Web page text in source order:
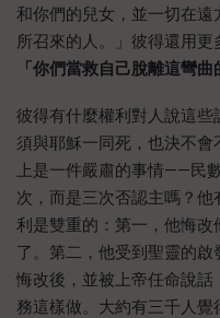
和你們的兒女，並一切在
所召來的人。」彼得還用
「你們當救自己脫離這彎曲
彼得有什麼權利對人說這
須與耶穌一同死，也決不
上是一件嚴肅的事情——民
次，而是三次否認主嗎？
利是雙重的：第一，他悔
了。第二，他受到聖靈的
悔改後，並被上帝任命說
務這樣做。大約有三千人覺